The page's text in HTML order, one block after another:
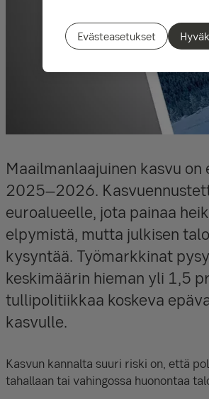
Maailmanlaajuinen kasvu
2025–2026.
euroalueelle, jota painaa
elpymistä, mutta julkisen
kysyntää. Työmarkkinat
keskimäärin hieman yli 1,5
tullipolitiikkaa koskeva
kasvulle.
Kasvun kannalta suuri riski on, että
tahallaan tai vahingossa huonontaa
Evästeasetukset